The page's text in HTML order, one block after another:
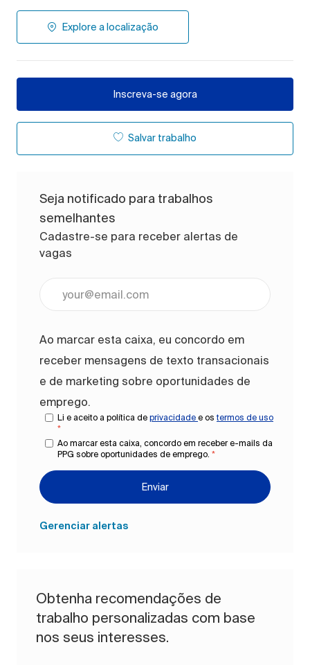
Explore a localização
Inscreva-se agora
Salvar trabalho
Seja notificado para trabalhos
semelhantes
Cadastre-se para receber alertas de
vagas
Ao marcar esta caixa, eu concordo em
receber mensagens de texto transacionais
e de marketing sobre oportunidades de
emprego.
Li e aceito a política de privacidade e ostermos de uso
*
Ao marcar esta caixa, concordo em receber e-mails da
PPG sobre oportunidades de emprego. *
Enviar
Gerenciar alertas
Obtenha recomendações de
trabalho personalizadas com base
nos seus interesses.